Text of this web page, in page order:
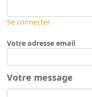
Se connecter
Votre adresse email
Votre message